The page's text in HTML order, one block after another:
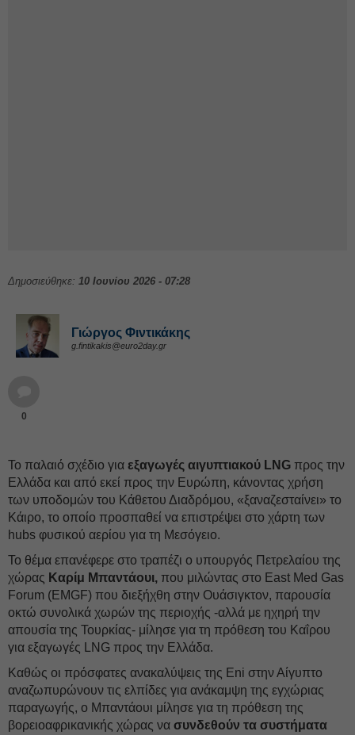
Δημοσιεύθηκε: 10 Ιουνίου 2026 - 07:28
Γιώργος Φιντικάκης
g.fintikakis@euro2day.gr
0
Το παλαιό σχέδιο για εξαγωγές αιγυπτιακού LNG προς την
Ελλάδα και από εκεί προς την Ευρώπη, κάνοντας χρήση
των υποδομών του Κάθετου Διαδρόμου, «ξαναζεσταίνει» το
Κάιρο, το οποίο προσπαθεί να επιστρέψει στο χάρτη των
hubs φυσικού αερίου για τη Μεσόγειο.
Το θέμα επανέφερε στο τραπέζι ο υπουργός Πετρελαίου της
χώρας Καρίμ Μπαντάουι, που μιλώντας στο East Med Gas
Forum (EMGF) που διεξήχθη στην Ουάσιγκτον, παρουσία
οκτώ συνολικά χωρών της περιοχής -αλλά με ηχηρή την
απουσία της Τουρκίας- μίλησε για τη πρόθεση του Καΐρου
για εξαγωγές LNG προς την Ελλάδα.
Καθώς οι πρόσφατες ανακαλύψεις της Eni στην Αίγυπτο
αναζωπυρώνουν τις ελπίδες για ανάκαμψη της εγχώριας
παραγωγής, ο Μπαντάουι μίλησε για τη πρόθεση της
βορειοαφρικανικής χώρας να συνδεθούν τα συστήματα